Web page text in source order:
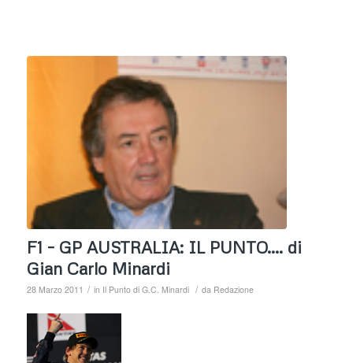
F1 – GP AUSTRALIA: IL PUNTO…. di
Gian Carlo Minardi
28 Marzo 2011 / in Il Punto di G.C. Minardi / da Redazione